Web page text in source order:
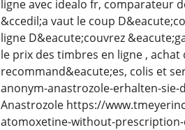
ligne avec idealo fr, comparateur
&ccedil;a vaut le coup
ligne D&eacute;couvrez
le prix des timbres en ligne ,
recommand&eacute;es, colis et
anonym-anastrozole-erhalten-
Anastrozole https://
atomoxetine-without-